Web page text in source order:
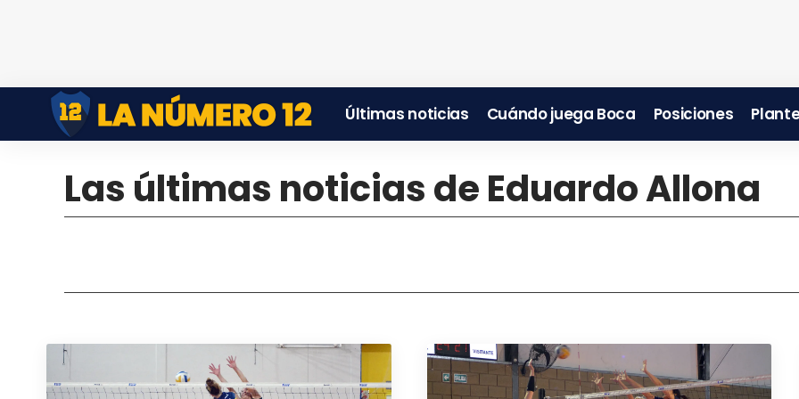
Últimas noticias Cuándo juega Boca Posiciones
Las últimas noticias de Eduardo Allona